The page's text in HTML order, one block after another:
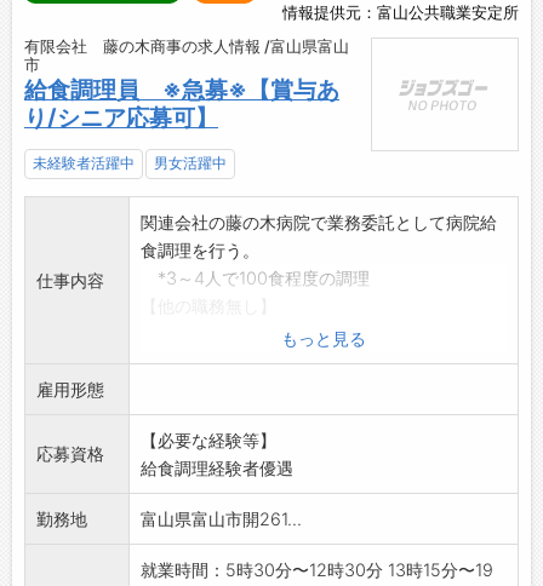
情報提供元：富山公共職業安定所
有限会社 藤の木商事の求人情報 /富山県富山
市
給食調理員 ※急募※【賞与あ
り/シニア応募可】
未経験者活躍中 男女活躍中
仕事内容
関連会社の藤の木病院で業務委託として病院給
食調理を行う。
*3～4人で100食程度の調理
他部署での仕事なし
もっと見る
雇用形態
応募資格
【必要な経験等】
給食調理経験者優遇
勤務地 富山県富山市開261...
就業時間：5時30分〜12時30分 13時15分〜19